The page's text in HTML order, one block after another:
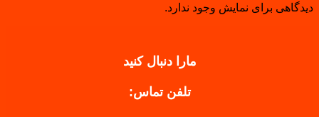
دیدگاهی برای نمایش وجود ندارد.
مارا دنبال کنید
تلفن تماس: